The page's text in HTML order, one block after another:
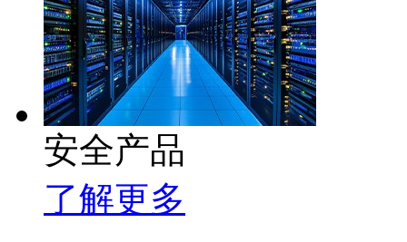
安全产品
了解更多